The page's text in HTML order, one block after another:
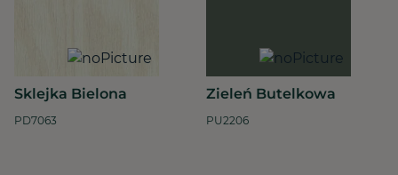
Sklejka Bielona
PD7063
Zieleń Butelkowa
PU2206